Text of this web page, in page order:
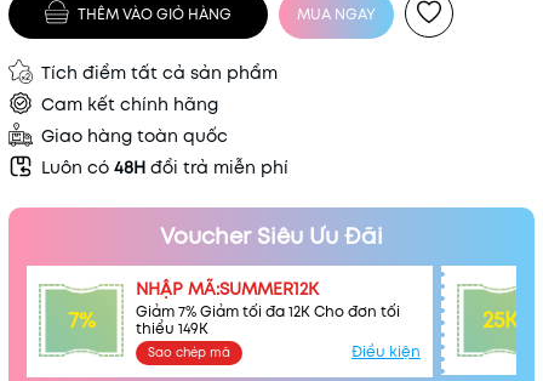
THÊM VÀO GIỎ HÀNG MUA NGAY
Tích điểm tất cả sản phẩm
Cam kết chính hãng
Giao hàng toàn quốc
Luôn có 48H đổi trả miễn phí
Voucher Siêu Ưu Đãi
7%
NHẬP MÃ:SUMMER12K
Giảm 7% Giảm tối đa 12K Cho đơn tối
thiểu 149K
Sao chép mã Điều kiện
25K
Mã khuyến mãi: